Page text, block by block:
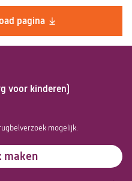
voor kinderen)
mogelijk.
maken
pagina